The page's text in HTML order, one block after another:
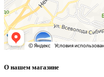
О нашем магазине